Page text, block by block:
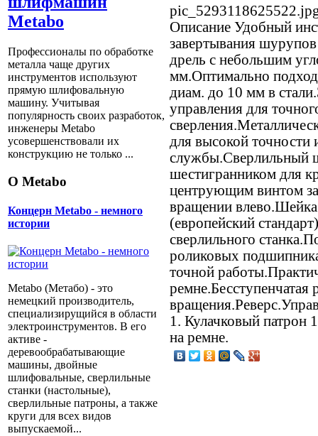
Metabo
Профессионалы по обработке
металла чаще других
инструментов используют
прямую шлифовальную
машину. Учитывая
популярность своих разработок,
инженеры Metabo
усовершенствовали их
конструкцию не только ...
О Metabo
Концерн Metabo - немного
истории
Metabo (Метабо) - это
немецкий производитель,
специализирущийся в области
электроинструментов. В его
активе -
деревообрабатывающие
машины, двойные
шлифовальные, сверлильные
станки (настольные),
сверлильные патроны, а также
круги для всех видов
выпускаемой...
Описание Удобный
завертывания
дрель с небольшим
мм.Оптимально
диам. до 10 мм в
управления для
для высокой точности
службы.Сверлильный
шестигранником для
центрующим винтом
вращении
(европейский
сверлильного
роликовых
точной
ремне.Бесступенчатая
1. Кулачковый патрон
на ремне.